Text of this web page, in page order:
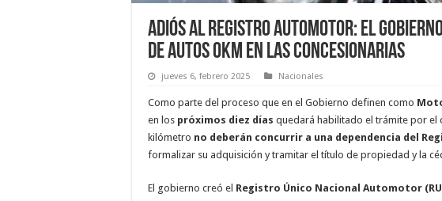
Adiós al Registro Automotor: el
de autos 0km en las concesionarias
jueves 6, febrero 2025 Nacionales
Como parte del proceso que en el Gobierno definen como
en los próximos diez días quedará habilitado el trámite por el
kilómetro no deberán concurrir a una dependencia del
formalizar su adquisición y tramitar el título de propiedad y la
El gobierno creó el Registro Único Nacional Automotor